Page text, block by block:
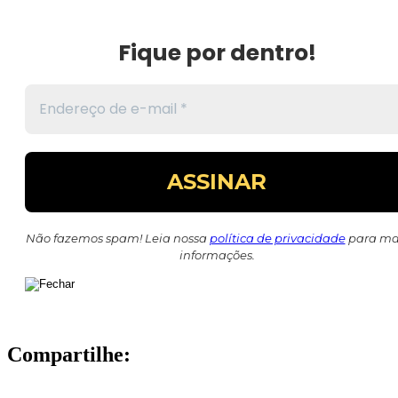
Fique por dentro!
Não fazemos spam! Leia nossa política de privacidadepara
informações.
Compartilhe: